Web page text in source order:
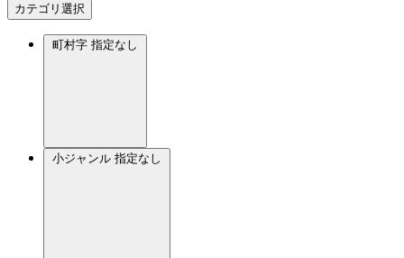
カテゴリ選択
町村字 指定なし
小ジャンル 指定なし